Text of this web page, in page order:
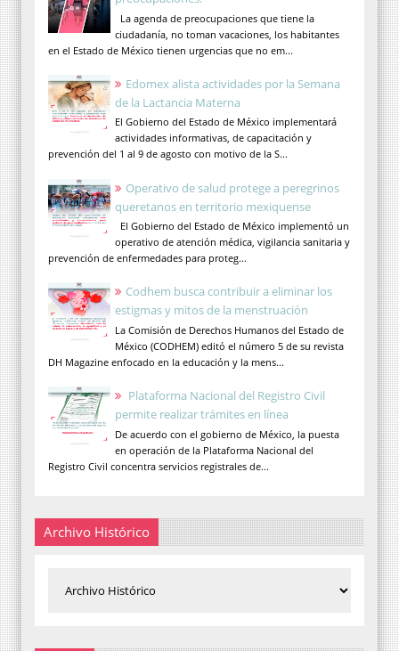
La agenda de preocupaciones que tiene la
ciudadanía, no toman vacaciones, los habitantes
en el Estado de México tienen urgencias que no em...
Edomex alista actividades por la Semana
de la Lactancia Materna
El Gobierno del Estado de México implementará
actividades informativas, de capacitación y
prevención del 1 al 9 de agosto con motivo de la S...
Operativo de salud protege a peregrinos
queretanos en territorio mexiquense
El Gobierno del Estado de México implementó un
operativo de atención médica, vigilancia sanitaria y
prevención de enfermedades para proteg...
Codhem busca contribuir a eliminar los
estigmas y mitos de la menstruación
La Comisión de Derechos Humanos del Estado de
México (CODHEM) editó el número 5 de su revista
DH Magazine enfocado en la educación y la mens...
Plataforma Nacional del Registro Civil
permite realizar trámites en línea
De acuerdo con el gobierno de México, la puesta
en operación de la Plataforma Nacional del
Registro Civil concentra servicios registrales de...
Archivo Histórico